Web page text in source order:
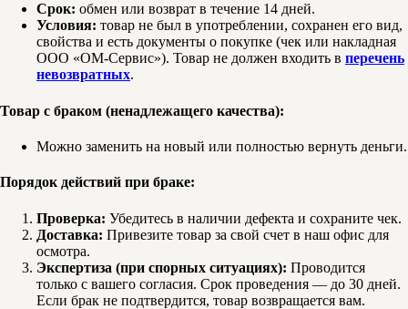
Срок: обмен или возврат в течение 14 дней.
Условия: товар не был в употреблении, сохранен его вид,
свойства и есть документы о покупке (чек или накладная
ООО «ОМ-Сервис»). Товар не должен входить в перечень
невозвратных.
Товар с браком (ненадлежащего качества):
Можно заменить на новый или полностью вернуть деньги.
Порядок действий при браке:
Проверка: Убедитесь в наличии дефекта и сохраните чек.
Доставка: Привезите товар за свой счет в наш офис для
осмотра.
Экспертиза (при спорных ситуациях): Проводится
только с вашего согласия. Срок проведения — до 30 дней.
Если брак не подтвердится, товар возвращается вам.